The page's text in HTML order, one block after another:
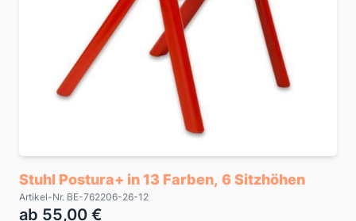
Stuhl Postura+ in 13 Farben, 6 Sitzhöhen
Artikel-Nr. BE-762206-26-12
ab 55,00 €